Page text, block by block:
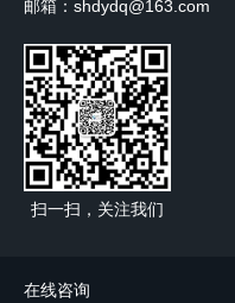
邮箱：shdydq@163.com
扫一扫，关注我们
在线咨询